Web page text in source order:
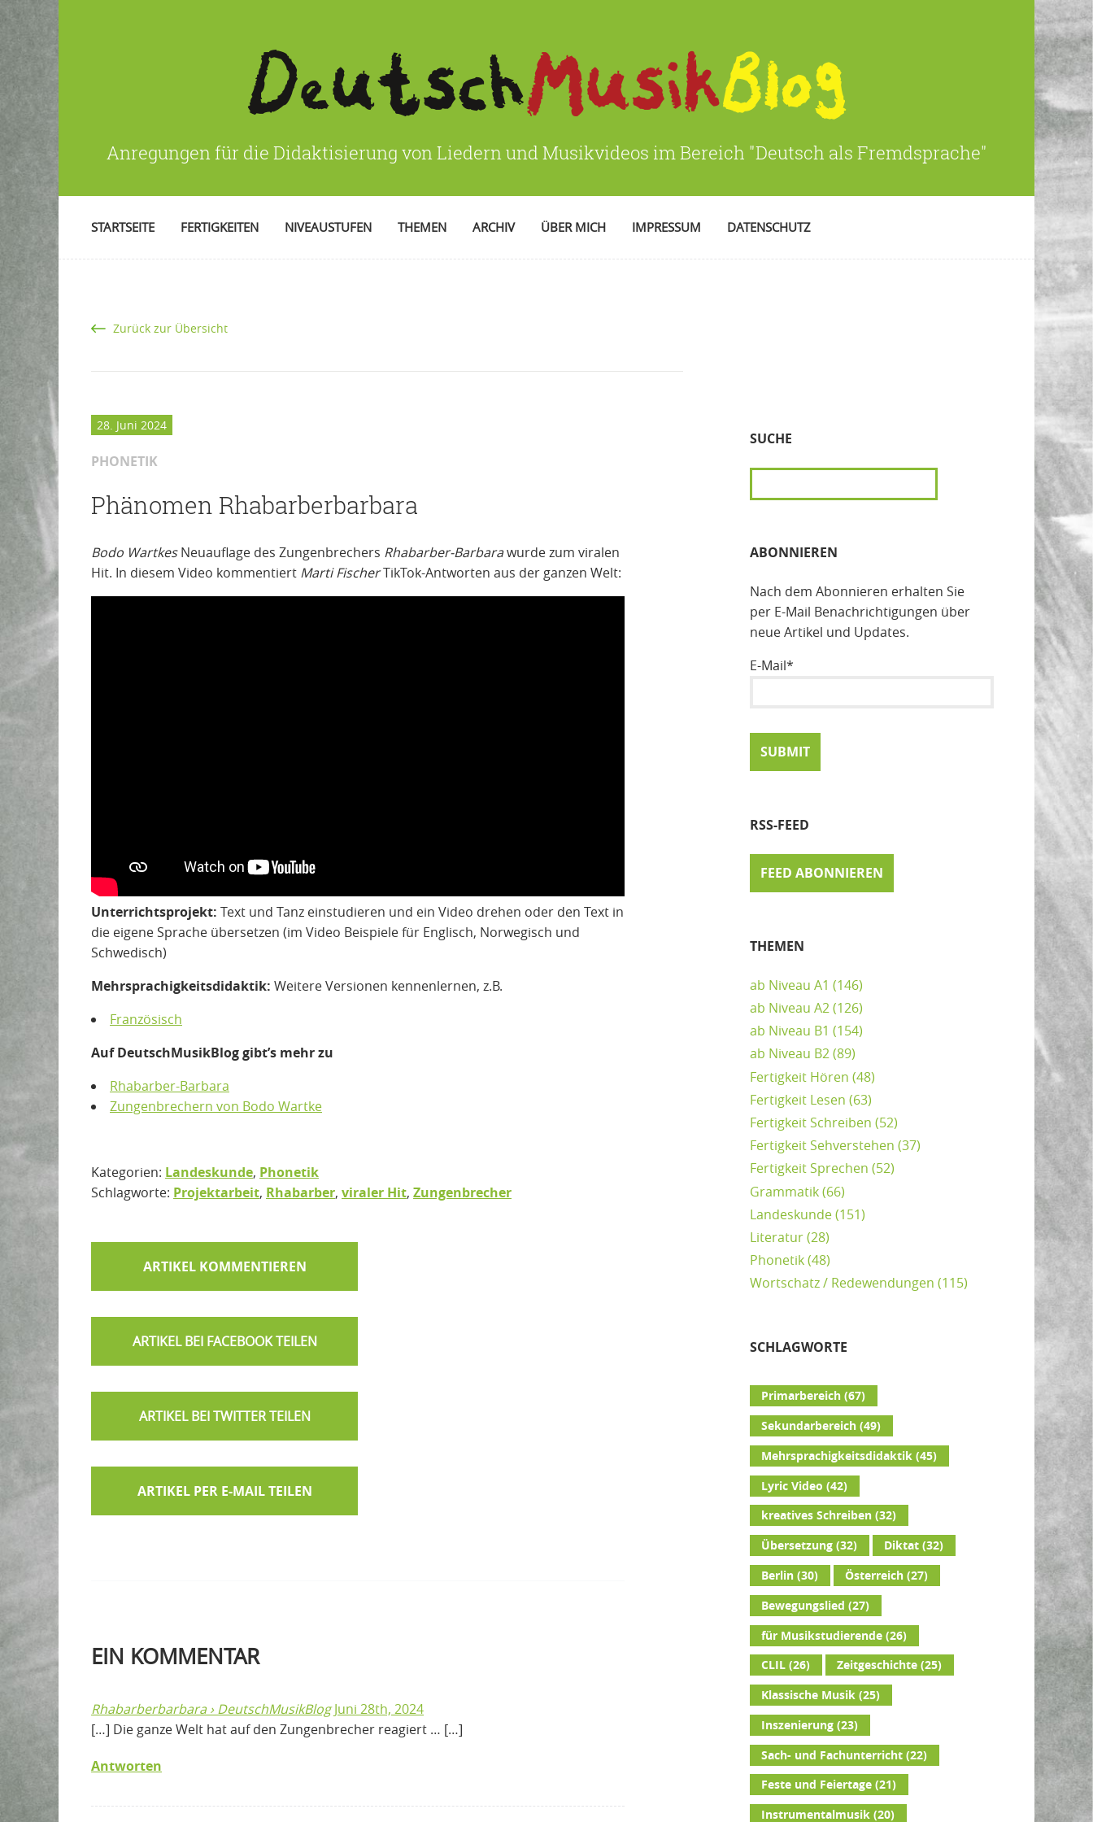
Anregungen für die Didaktisierung von Liedern und Musikvideos im Bereich "Deutsch als Fremdsprache"
STARTSEITE FERTIGKEITEN NIVEAUSTUFEN THEMEN ARCHIV ÜBER MICH IMPRESSUM DATENSCHUTZ
Zurück zur Übersicht
28. Juni 2024
PHONETIK
Phänomen Rhabarberbarbara
Bodo WartkesNeuauflage des Zungenbrechers Rhabarber-Barbarawurde zum viralen
Hit. In diesem Video kommentiert Marti FischerTikTok-Antworten aus der ganzen Welt:
Unterrichtsprojekt: Text und Tanz einstudieren und ein Video drehen oder den Text in
die eigene Sprache übersetzen (im Video Beispiele für Englisch, Norwegisch und
Schwedisch)
Mehrsprachigkeitsdidaktik: Weitere Versionen kennenlernen, z.B.
Französisch
Auf DeutschMusikBlog gibt’s mehr zu
Rhabarber-Barbara
Zungenbrechern von Bodo Wartke
Kategorien: Landeskunde, Phonetik
Schlagworte: Projektarbeit, Rhabarber, viraler Hit, Zungenbrecher
ARTIKEL KOMMENTIEREN
ARTIKEL PER E-MAIL TEILEN
EIN KOMMENTAR
Rhabarberbarbara › DeutschMusikBlog Juni 28th, 2024
[…] Die ganze Welt hat auf den Zungenbrecher reagiert … […]
Antworten
SUCHE
SUCHEN
ABONNIEREN
Nach dem Abonnieren erhalten Sie
per E-Mail Benachrichtigungen über
neue Artikel und Updates.
E-Mail*
RSS-FEED
FEED ABONNIEREN
THEMEN
ab Niveau A1 (146)
ab Niveau A2(126)
ab Niveau B1 (154)
ab Niveau B2(89)
Fertigkeit Hören (48)
Fertigkeit Lesen (63)
Fertigkeit Schreiben (52)
Fertigkeit Sehverstehen (37)
Fertigkeit Sprechen (52)
Grammatik(66)
Landeskunde(151)
Literatur(28)
Phonetik(48)
Wortschatz / Redewendungen (115)
SCHLAGWORTE
Primarbereich (67)
Sekundarbereich (49)
Mehrsprachigkeitsdidaktik (45)
Lyric Video (42)
kreatives Schreiben (32)
Übersetzung (32) Diktat (32)
Berlin (30) Österreich (27)
Bewegungslied (27)
für Musikstudierende (26)
CLIL (26) Zeitgeschichte (25)
Klassische Musik (25)
Inszenierung (23)
Sach- und Fachunterricht (22)
Feste und Feiertage (21)
Instrumentalmusik (20)